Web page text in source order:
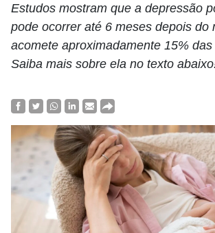
Estudos mostram que a depressão
pode ocorrer até 6 meses depois do
acomete aproximadamente 15% das
Saiba mais sobre ela no texto